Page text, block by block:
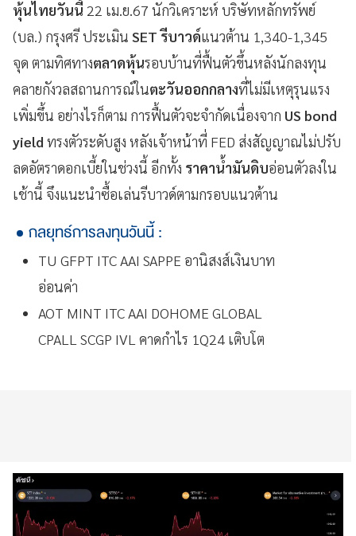
หุ้นไทยวันนี้ 22 เม.ย.67 นักวิเคราะห์ บริษัทหลักทรัพย์
(บล.) กรุงศรี ประเมิน SET รีบาวด์แนวต้าน 1,340-1,345
จุด ตามทิศทางตลาดหุ้นรอบบ้านที่ฟื้นตัวขึ้นหลังนักลงทุน
คลายกังวลสถานการณ์ในตะวันออกกลางที่ไม่มีเหตุรุนแรง
เพิ่มขึ้น อย่างไรก็ตาม การฟื้นตัวจะจำกัดเนื่องจาก US bond
yield ทรงตัวระดับสูง หลังเจ้าหน้าที่ FED ส่งสัญญาณไม่ปรับ
ลดอัตราดอกเบี้ยในช่วงนี้ อีกทั้ง ราคาน้ำมันดิบอ่อนตัวลงใน
เช้านี้ จึงแนะนำซื้อเล่นรีบาวด์ตามกรอบแนวต้าน
กลยุทธ์การลงทุนวันนี้ :
TU GFPT ITC AAI SAPPE อานิสงส์เงินบาท
อ่อนค่า
AOT MINT ITC AAI DOHOME GLOBAL
CPALL SCGP IVL คาดกำไร 1Q24 เติบโต